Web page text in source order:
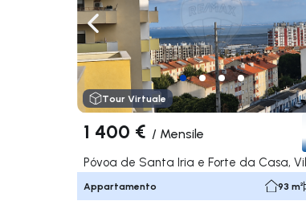
Naviga a sinistra
Tour Virtuale
1 400 € / Mensile
Appartamento 93 m²